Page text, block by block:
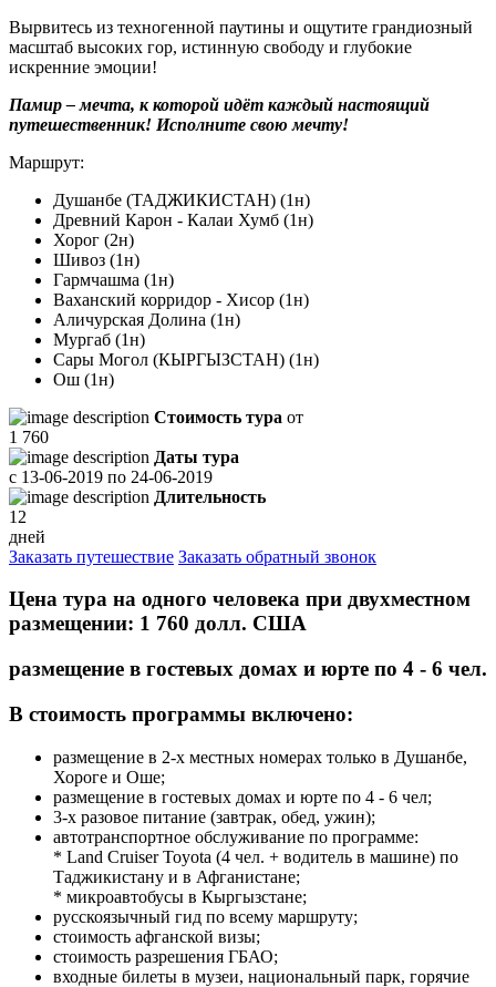
Вырвитесь из техногенной паутины и ощутите грандиозный
масштаб высоких гор, истинную свободу и глубокие
искренние эмоции!
Памир – мечта, к которой идёт каждый настоящий
путешественник! Исполните свою мечту!
Маршрут:
Душанбе (ТАДЖИКИСТАН) (1н)
Древний Карон - Калаи Хумб (1н)
Хорог (2н)
Шивоз (1н)
Гармчашма (1н)
Ваханский корридор - Хисор (1н)
Аличурская Долина (1н)
Мургаб (1н)
Сары Могол (КЫРГЫЗСТАН) (1н)
Ош (1н)
Стоимость тура от
1 760
Даты тура
с 13-06-2019 по 24-06-2019
Длительность
12
дней
Заказать путешествие Заказать обратный звонок
Цена тура на одного человека при двухместном
размещении: 1 760 долл. США
размещение в гостевых домах и юрте по 4 - 6 чел.
В стоимость программы включено:
размещение в 2-х местных номерах только в Душанбе,
Хороге и Оше;
размещение в гостевых домах и юрте по 4 - 6 чел;
3-х разовое питание (завтрак, обед, ужин);
автотранспортное обслуживание по программе:
* Land Cruiser Toyota (4 чел. + водитель в машине) по
Таджикистану и в Афганистане;
* микроавтобусы в Кыргызстане;
русскоязычный гид по всему маршруту;
стоимость афганской визы;
стоимость разрешения ГБАО;
входные билеты в музеи, национальный парк, горячие